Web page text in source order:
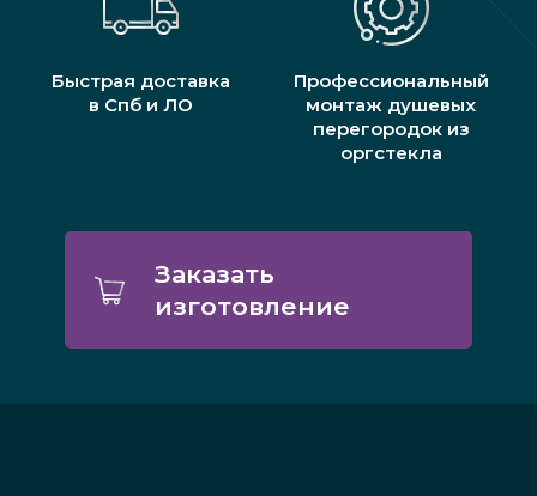
Быстрая доставка
в Спб и ЛО
Профессиональный
монтаж душевых
перегородок из
оргстекла
Заказать
изготовление